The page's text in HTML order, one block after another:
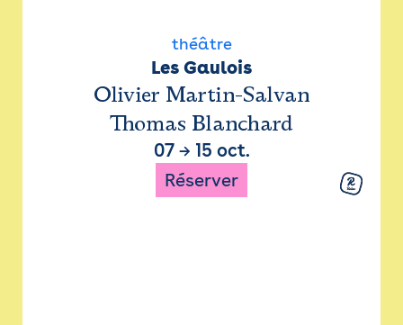
théâtre
Les Gaulois
Olivier Martin-Salvan
Thomas Blanchard
07→ 15 oct.
Réserver